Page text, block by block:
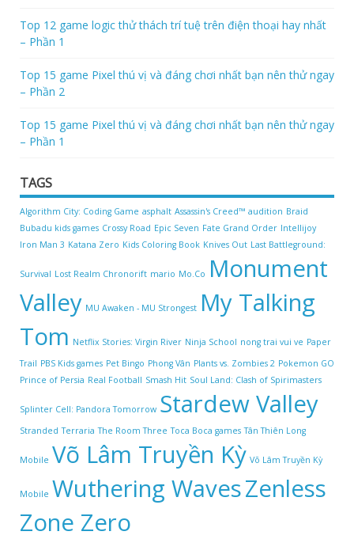
Top 12 game logic thử thách trí tuệ trên điện thoại hay nhất
– Phần 1
Top 15 game Pixel thú vị và đáng chơi nhất bạn nên thử ngay
– Phần 2
Top 15 game Pixel thú vị và đáng chơi nhất bạn nên thử ngay
– Phần 1
TAGS
Algorithm City: Coding Game asphalt Assassin's Creed™ audition Braid
Bubadu kids games Crossy Road Epic Seven Fate Grand Order Intellijoy
Iron Man 3 Katana Zero Kids Coloring Book Knives Out Last Battleground:
Survival Lost Realm Chronorift mario Mo.Co Monument
Valley MU Awaken - MU Strongest My Talking
Tom Netflix Stories: Virgin River Ninja School nong trai vui ve Paper
Trail PBS Kids games Pet Bingo Phong Vân Plants vs. Zombies 2 Pokemon GO
Prince of Persia Real Football Smash Hit Soul Land: Clash of Spirimasters
Splinter Cell: Pandora Tomorrow Stardew Valley
Stranded Terraria The Room Three Toca Boca games Tân Thiên Long
Mobile Võ Lâm Truyền Kỳ Võ Lâm Truyền Kỳ
Mobile Wuthering WavesZenless
Zone Zero